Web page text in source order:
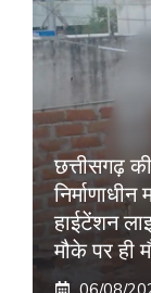
छत्तीसगढ़
हाईटेंशन
मौके पर ही